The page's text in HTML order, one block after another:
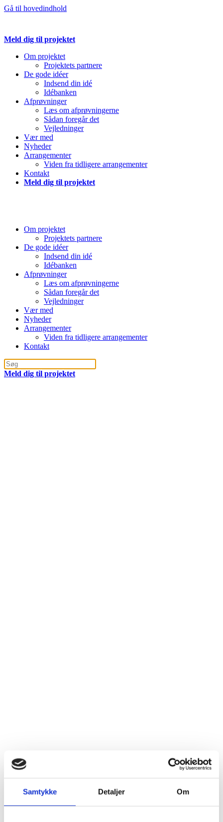
Samtykke Detaljer Om
Gå til hovedindhold
Meld dig til projektet
Om projektet
Projektets partnere
De gode idéer
Indsend din idé
Idébanken
Afprøvninger
Læs om afprøvningerne
Sådan foregår det
Vejledninger
Vær med
Nyheder
Arrangementer
Viden fra tidligere arrangementer
Kontakt
Meld dig til projektet
Om projektet
Projektets partnere
De gode idéer
Indsend din idé
Idébanken
Afprøvninger
Læs om afprøvningerne
Sådan foregår det
Vejledninger
Vær med
Nyheder
Arrangementer
Viden fra tidligere arrangementer
Kontakt
Meld dig til projektet